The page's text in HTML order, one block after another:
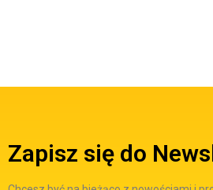
Zapisz się do